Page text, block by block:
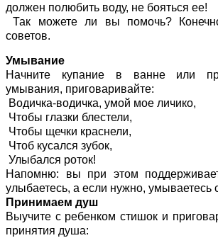
должен полюбить воду, не бояться ее!
Так можете ли вы помочь?
советов.
Умывание
Начните купание в ванне или
умывания, приговаривайте:
Водичка-водичка, умой мое личико,
Чтобы глазки блестели,
Чтобы щечки краснели,
Чтоб кусался зубок,
Улыбался роток!
Напомню: вы при этом
улыбаетесь, а если нужно, умываетесь
Принимаем душ
Выучите с ребенком стишок и
принятия душа: